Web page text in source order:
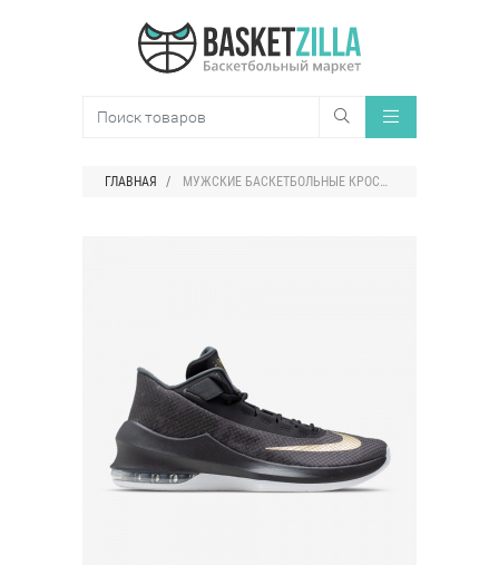
ГЛАВНАЯ МУЖСКИЕ БАСКЕТБОЛЬНЫЕ КРОССОВКИ NIKE AIR MAX INFURIATE 2